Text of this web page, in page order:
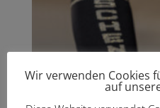
Wir verwenden Cookies
auf